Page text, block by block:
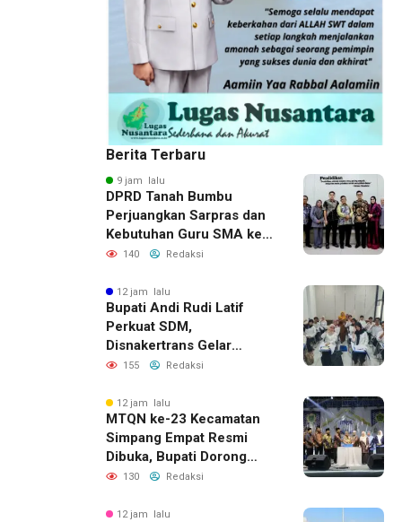
Berita Terbaru
9 jam lalu
DPRD Tanah Bumbu
Perjuangkan Sarpras dan
Kebutuhan Guru SMA ke
Pemprov Kalsel
140 Redaksi
12 jam lalu
Bupati Andi Rudi Latif
Perkuat SDM,
Disnakertrans Gelar
Pelatihan Desain Grafis
155 Redaksi
12 jam lalu
MTQN ke-23 Kecamatan
Simpang Empat Resmi
Dibuka, Bupati Dorong
Lahirnya Generasi Qur’ani
130 Redaksi
12 jam lalu